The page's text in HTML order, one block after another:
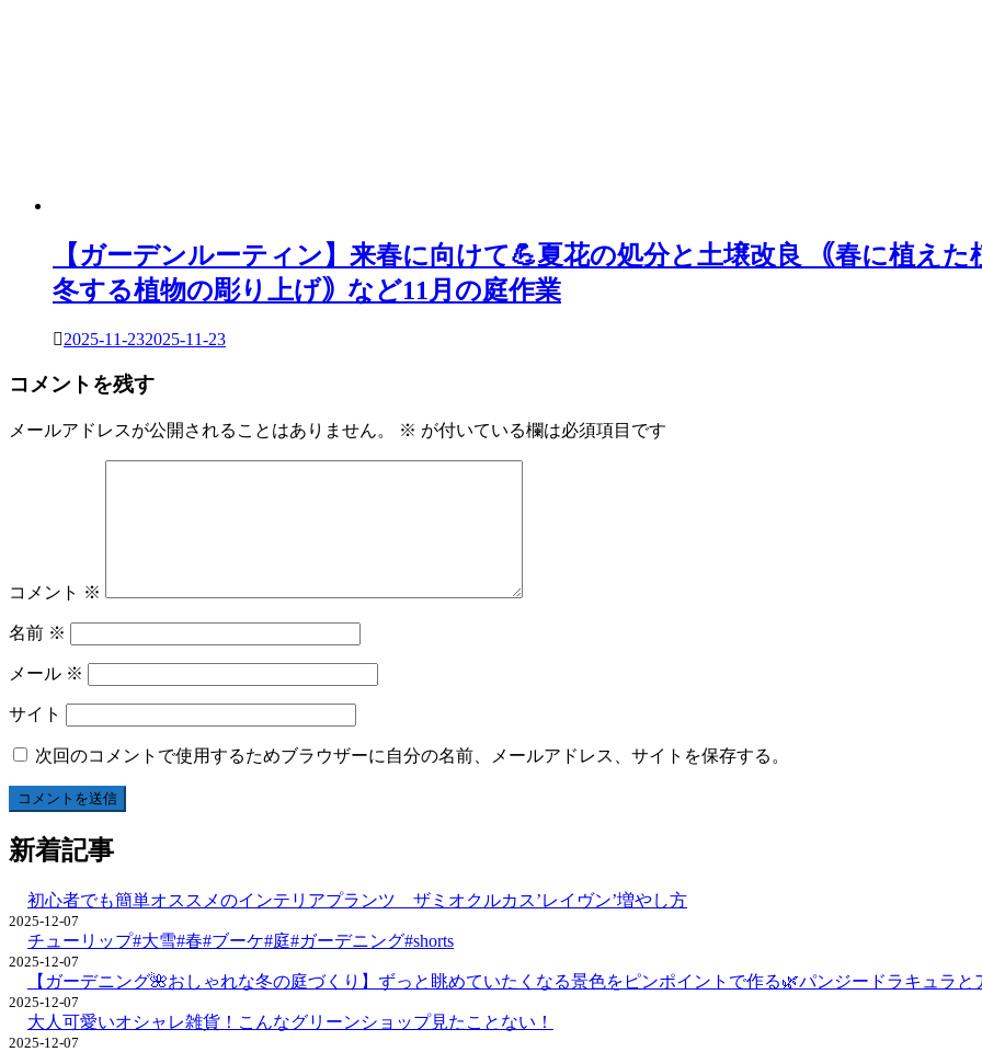
【ガーデンルーティン】来春に向けて💪夏花の処分と土壌改良 ｟春に植え
冬する植物の彫り上げ｠など11月の庭作業
2025-11-232025-11-23
コメントを残す
メールアドレスが公開されることはありません。 ※ が付いている欄は必須項目です
コメント ※
名前 ※
メール ※
サイト
次回のコメントで使用するためブラウザーに自分の名前、メールアドレス、サイトを保存する。
新着記事
初心者でも簡単オススメのインテリアプランツ ザミオクルカス’レイヴン’増やし方
2025-12-07
チューリップ#大雪#春#ブーケ#庭#ガーデニング#shorts
2025-12-07
【ガーデニング🌺おしゃれな冬の庭づくり】ずっと眺めていたくなる景色をピンポイントで作る🌿パンジードラキュラ
2025-12-07
大人可愛いオシャレ雑貨！こんなグリーンショップ見たことない！
2025-12-07